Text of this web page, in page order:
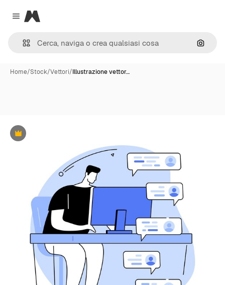
Close menu
Magnific
Cerca
Home/Stock/Vettori/Illustrazione vettor…
Premium